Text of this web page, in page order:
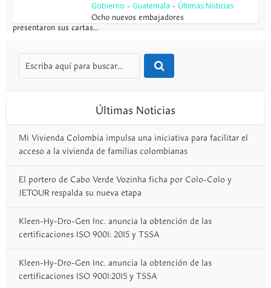
Gobierno • Guatemala • Últimas Noticias
Ocho nuevos embajadores
presentaron sus cartas...
Últimas Noticias
Mi Vivienda Colombia impulsa una iniciativa para facilitar el
acceso a la vivienda de familias colombianas
El portero de Cabo Verde Vozinha ficha por Colo-Colo y
JETOUR respalda su nueva etapa
Kleen-Hy-Dro-Gen Inc. anuncia la obtención de las
certificaciones ISO 9001: 2015 y TSSA
Kleen-Hy-Dro-Gen Inc. anuncia la obtención de las
certificaciones ISO 9001:2015 y TSSA